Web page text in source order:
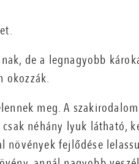
de a legnagyobb
okozzák.
meg. A
néhány lyuk látható,
fejlődése